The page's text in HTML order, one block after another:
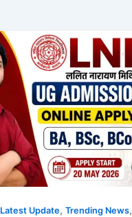
Latest Update,Trending News,